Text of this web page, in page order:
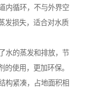
内循环，不与外界空
发损失，适合对水质
水的蒸发和排放，节
使用，更加环保。
构紧凑，占地面积相